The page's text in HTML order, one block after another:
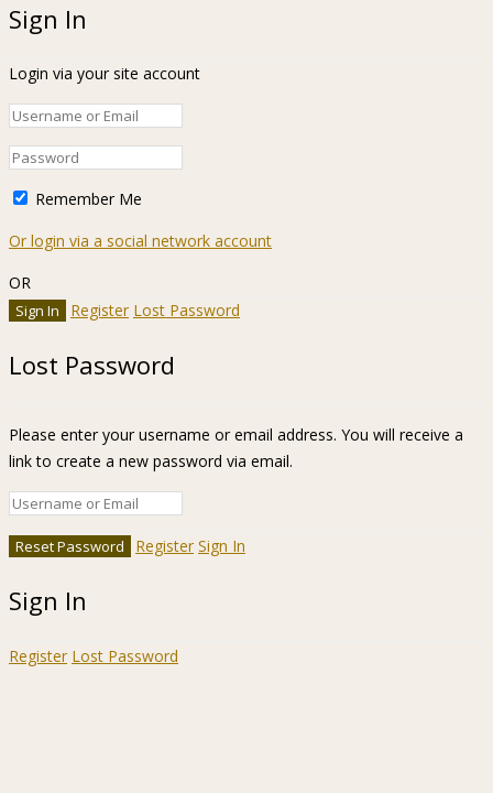
Sign In
Login via your site account
Remember Me
Or login via a social network account
OR
Register Lost Password
Lost Password
Please enter your username or email address. You will receive a
link to create a new password via email.
Register Sign In
Sign In
Register Lost Password